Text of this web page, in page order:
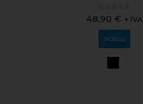
0out of 5
48,90 € + IVA
SCEGLI